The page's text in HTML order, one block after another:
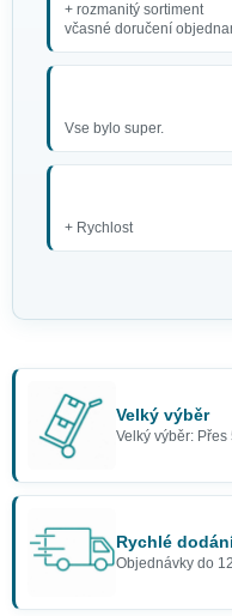
+ rozmanitý sortiment
včasné doručení
Vse bylo super.
+ Rychlost
Velký výběr
Velký výběr:
Rychlé
Objednávky do